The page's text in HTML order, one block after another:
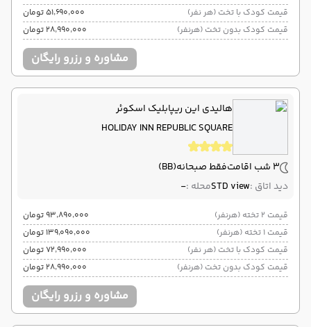
قیمت کودک با تخت (هر نفر)
۵۱٬۶۹۰٬۰۰۰ تومان
قیمت کودک بدون تخت (هرنفر)
۲۸٬۹۹۰٬۰۰۰ تومان
مشاوره و رزرو رایگان
هالیدی این ریپابلیک اسکوئر
HOLIDAY INN REPUBLIC SQUARE
3 شب اقامت فقط صبحانه(BB)
دید اتاق :STD viewمحله :-
قیمت 2 تخته (هرنفر)
۹۳٬۸۹۰٬۰۰۰ تومان
قیمت 1 تخته (هرنفر)
۱۳۹٬۰۹۰٬۰۰۰ تومان
قیمت کودک با تخت (هر نفر)
۷۲٬۹۹۰٬۰۰۰ تومان
قیمت کودک بدون تخت (هرنفر)
۲۸٬۹۹۰٬۰۰۰ تومان
مشاوره و رزرو رایگان